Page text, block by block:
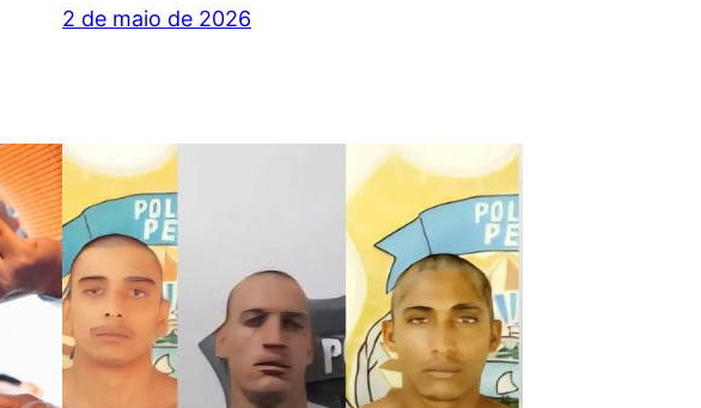
2 de maio de 2026